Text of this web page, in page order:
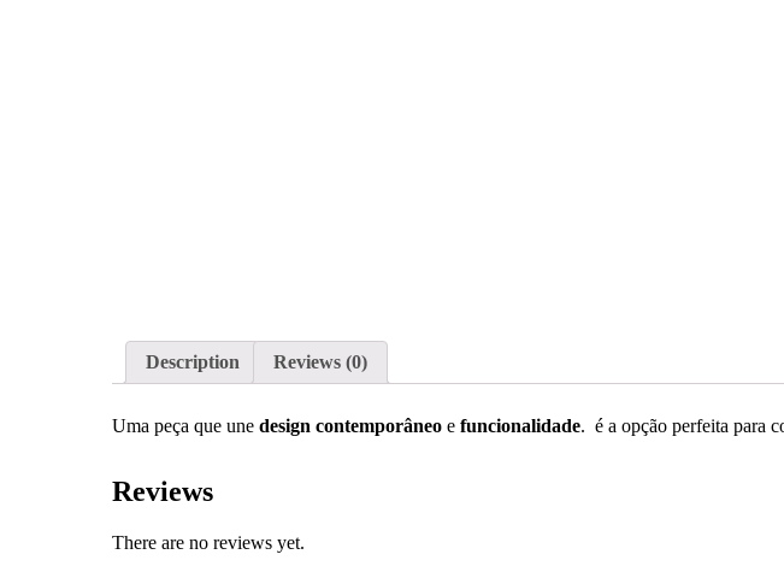
Description Reviews (0)
Uma peça que une design contemporâneo e funcionalidade. é a opção perfeita para
Reviews
There are no reviews yet.